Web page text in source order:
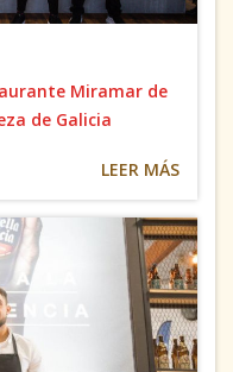
Miramar de
de Galicia
LEER MÁS